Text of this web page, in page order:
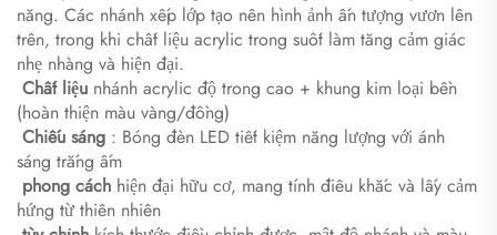
năng. Các nhánh xếp lớp tạo nên hình ảnh ấn tượng vươn lên
trên, trong khi chất liệu acrylic trong suốt làm tăng cảm giác
nhẹ nhàng và hiện đại.
​Chất liệu​ nhánh acrylic độ trong cao + khung kim loại bền
(hoàn thiện màu vàng/đồng)
​Chiếu sáng​ ​: Bóng đèn LED tiết kiệm năng lượng với ánh
sáng trắng ấm
phong cách hiện đại hữu cơ, mang tính điêu khắc và lấy cảm
hứng từ thiên nhiên